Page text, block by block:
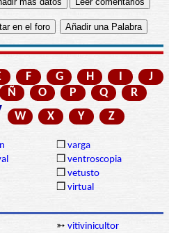
F G H I
J
Ñ O P Q
R
W X Y Z
❒ varga
❒ ventroscopia
❒ vetusto
❒ virtual
➳ vitivinicultor